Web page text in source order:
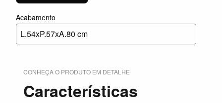
Acabamento
L.54xP.57xA.80 cm
CONHEÇA O PRODUTO EM DETALHE
Características